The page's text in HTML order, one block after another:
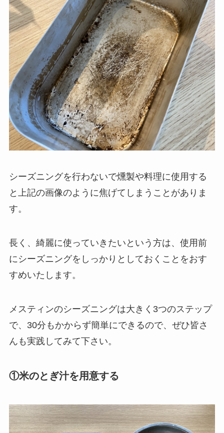
シーズニングを行わないで燻製や料理に使用する
と上記の画像のように焦げてしまうことがありま
す。
長く、綺麗に使っていきたいという方は、使用前
にシーズニングをしっかりとしておくことをおす
すめいたします。
メスティンのシーズニングは大きく3つのステップ
で、30分もかからず簡単にできるので、ぜひ皆さ
んも実践してみて下さい。
①米のとぎ汁を用意する